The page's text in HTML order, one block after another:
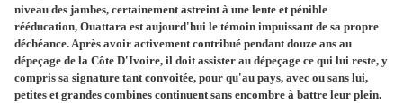
niveau des jambes, certainement astreint à une lente et pénible
rééducation, Ouattara est aujourd'hui le témoin impuissant de sa propre
déchéance. Après avoir activement contribué pendant douze ans au
dépeçage de la Côte D'Ivoire, il doit assister au dépeçage ce qui lui reste, y
compris sa signature tant convoitée, pour qu'au pays, avec ou sans lui,
petites et grandes combines continuent sans encombre à battre leur plein.